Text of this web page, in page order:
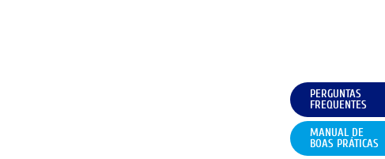
PERGUNTAS
FREQUENTES
MANUAL DE
BOAS PRÁTICAS